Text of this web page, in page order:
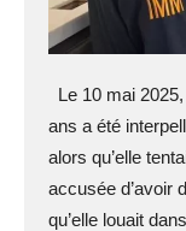
Le 10 mai
ans a été
alors qu’elle
accusée d’avoir
qu’elle louait